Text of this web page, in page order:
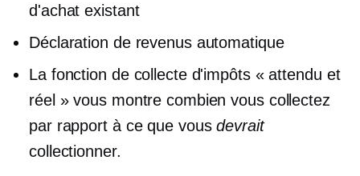
d'achat existant
Déclaration de revenus automatique
La fonction de collecte d'impôts « attendu et
réel » vous montre combien vous collectez
par rapport à ce que vousdevrait
collectionner.